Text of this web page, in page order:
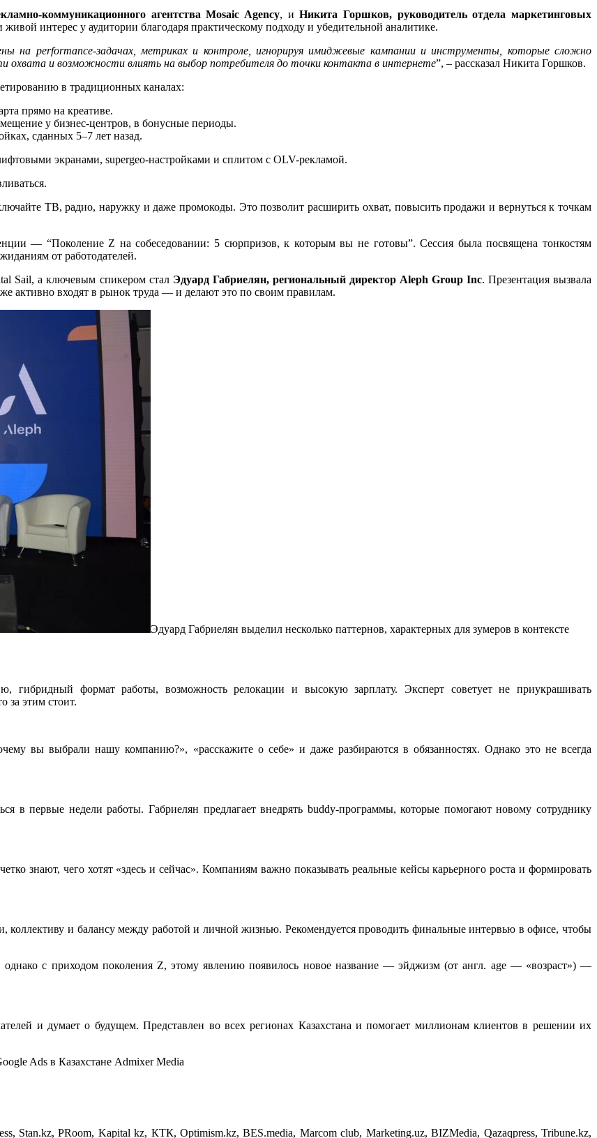
коммуникационного агентства Mosaic Agency, иНикита Горшков, руководитель отдела маркетинговых
интерес у аудитории благодаря практическому подходу и убедительной аналитике.
на performance-задачах, метриках и контроле, игнорируя имиджевые кампании и инструменты, которые сложно
охвата и возможности влиять на выбор потребителя до точки контакта в интернете”, – рассказал Никита Горшков.
в традиционных каналах:
прямо на креативе.
у бизнес-центров, в бонусные периоды.
сданных 5–7 лет назад.
экранами, supergeo-настройками и сплитом с OLV-рекламой.
ТВ, радио, наружку и даже промокоды. Это позволит расширить охват, повысить продажи и вернуться к точкам
— “Поколение Z на собеседовании: 5 сюрпризов, к которым вы не готовы”. Сессия была посвящена тонкостям
от работодателей.
Sail, а ключевым спикером стал Эдуард Габриелян, региональный директор Aleph Group Inc. Презентация вызвала
активно входят в рынок труда — и делают это по своим правилам.
Эдуард Габриелян выделил несколько паттернов, характерных для зумеров в контексте
формат работы, возможность релокации и высокую зарплату. Эксперт советует не приукрашивать
за этим стоит.
вы выбрали нашу компанию?», «расскажите о себе» и даже разбираются в обязанностях. Однако это не всегда
в первые недели работы. Габриелян предлагает внедрять buddy-программы, которые помогают новому сотруднику
знают, чего хотят «здесь и сейчас». Компаниям важно показывать реальные кейсы карьерного роста и формировать
коллективу и балансу между работой и личной жизнью. Рекомендуется проводить финальные интервью в офисе, чтобы
однако с приходом поколения Z, этому явлению появилось новое название — эйджизм (от англ. age — «возраст») —
и думает о будущем. Представлен во всех регионах Казахстана и помогает миллионам клиентов в решении их
Ads в Казахстане Admixer Media
Stan.kz, PRoom, Kapital kz, КТК, Optimism.kz, BES.media, Marcom club, Marketing.uz, BIZMedia, Qazaqpress, Tribune.kz,